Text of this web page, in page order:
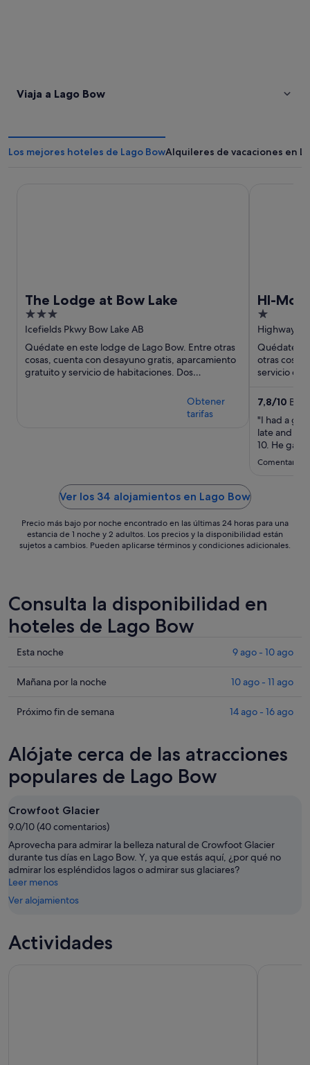
Viaja a Lago Bow
Los mejores hoteles de Lago BowAlquileres de vacaciones en
The Lodge at Bow Lake
3
out
of
5
Icefields Pkwy Bow Lake AB
Quédate en este lodge de Lago Bow. Entre otras
cosas, cuenta con desayuno gratis, aparcamiento
gratuito y servicio de habitaciones. Dos
Obtener
tarifas
HI-
1
out
of
5
Highway
Quédate
otras
servicio de
7,8/10
"I had a
late and
10. He
where
bathroom ."
Comentario
Ver los 34 alojamientos en Lago Bow
Precio más bajo por noche encontrado en las últimas 24 horas para una
estancia de 1 noche y 2 adultos. Los precios y la disponibilidad están
sujetos a cambios. Pueden aplicarse términos y condiciones adicionales.
Consulta la disponibilidad en
hoteles de Lago Bow
Comprueba
precios
Lago
esta
noche,
9
-
10
ago
Esta noche 9 ago - 10 ago
Comprueba
precios
Bow
para
mañana
la
noche,
10
ago
-
11
ago
Mañana por la noche 10 ago - 11 ago
Comprueba
en
Lago
Bow
el
próximo
fin
de
semana,
14
ago
ago
Próximo fin de semana 14 ago - 16 ago
Alójate cerca de las atracciones
populares de Lago Bow
Crowfoot Glacier
9.0/10 (40 comentarios)
Aprovecha para admirar la belleza natural de Crowfoot Glacier
durante tus días en Lago Bow. Y, ya que estás aquí, ¿por qué no
admirar los espléndidos lagos o admirar sus glaciares?
Leer menos
Ver alojamientos
Actividades